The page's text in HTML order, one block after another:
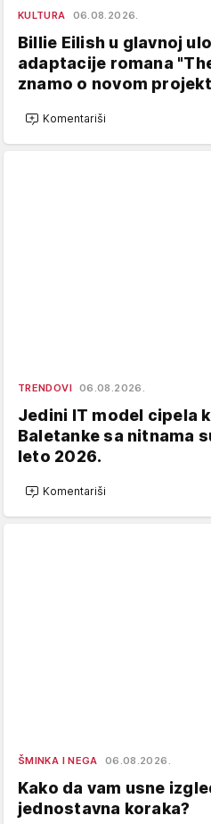
KULTURA 06.08.2026.
Billie Eilish u glavnoj
adaptacije romana
znamo o novom
Komentariši
TRENDOVI 06.08.2026.
Jedini IT model cipela
Baletanke sa nitnama
leto 2026.
Komentariši
ŠMINKA I NEGA 06.08.2026.
Kako da vam usne
jednostavna koraka?